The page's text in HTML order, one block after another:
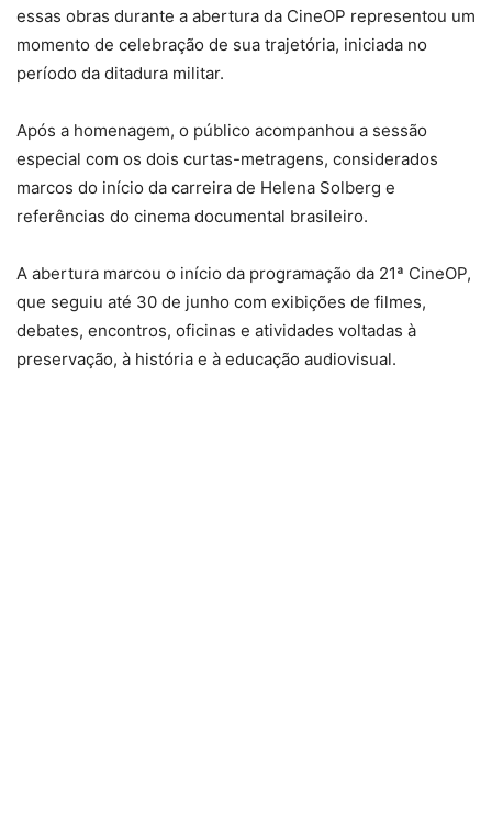
essas obras durante a abertura da CineOP representou um
momento de celebração de sua trajetória, iniciada no
período da ditadura militar.
Após a homenagem, o público acompanhou a sessão
especial com os dois curtas-metragens, considerados
marcos do início da carreira de Helena Solberg e
referências do cinema documental brasileiro.
A abertura marcou o início da programação da 21ª CineOP,
que seguiu até 30 de junho com exibições de filmes,
debates, encontros, oficinas e atividades voltadas à
preservação, à história e à educação audiovisual.